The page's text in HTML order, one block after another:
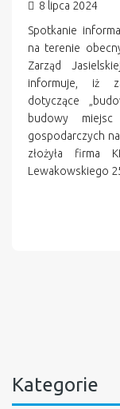
8 lipca 2024
Spotkanie
na terenie
Zarząd
informuje, iż
dotyczące
budowy
gospodarczych
złożyła firma
Lewakowskiego
Kategorie